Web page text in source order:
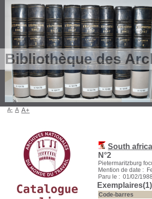
Bibliothèque des
South
N°2
Pietermaritzburg
Mention de date :
Paru le : 01/02/1988
Exemplaires(1)
Code-barres
A- A A+